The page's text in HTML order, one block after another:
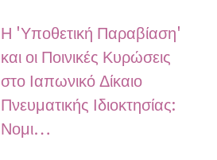
Η 'Υποθετική Παραβίαση'
και οι Ποινικές Κυρώσεις
στο Ιαπωνικό Δίκαιο
Πνευματικής Ιδιοκτησίας:
Νομι…